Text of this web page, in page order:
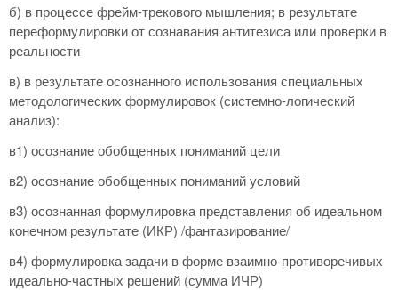
б) в процессе фрейм-трекового мышления; в результате
переформулировки от сознавания антитезиса или проверки в
реальности
в) в результате осознанного использования специальных
методологических формулировок (системно-логический
анализ):
в1) осознание обобщенных пониманий цели
в2) осознание обобщенных пониманий условий
в3) осознанная формулировка представления об идеальном
конечном результате (ИКР) /фантазирование/
в4) формулировка задачи в форме взаимно-противоречивых
идеально-частных решений (сумма ИЧР)